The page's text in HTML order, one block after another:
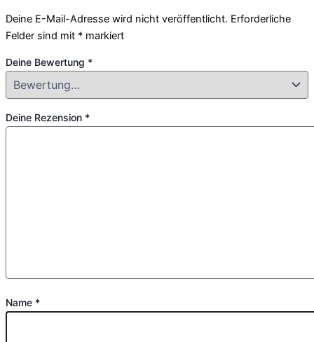
Deine E-Mail-Adresse wird nicht veröffentlicht. Erforderliche
Felder sind mit * markiert
Deine Bewertung *
Deine Rezension *
Name *